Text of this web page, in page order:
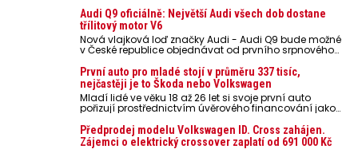
nebezpečí pro odložené mobilní telefony, powerbanky
nebo notebooky. Můžou urychlit stárnutí baterií,
poškodit elektroniku a ve výjimečných případech i
zvýšit riziko požáru.
Audi Q9 oficiálně: Největší Audi všech dob dostane
třílitový motor V6
Nová vlajková loď značky Audi - Audi Q9 bude možné
v České republice objednávat od prvního srpnového
První auto pro mladé stojí v průměru 337 tisíc,
nejčastěji je to Škoda nebo Volkswagen
Mladí lidé ve věku 18 až 26 let si svoje první auto
pořizují prostřednictvím úvěrového financování jako
auto. Průměrná pořizovací cena vozu dosahuje 337
tisíc korun a průměrná financovaná částka
přesahuje 251 tisíc korun. Vyplývá to z dat Leasingu
Předprodej modelu Volkswagen ID. Cross zahájen.
Zájemci o elektrický crossover zaplatí od 691 000 Kč